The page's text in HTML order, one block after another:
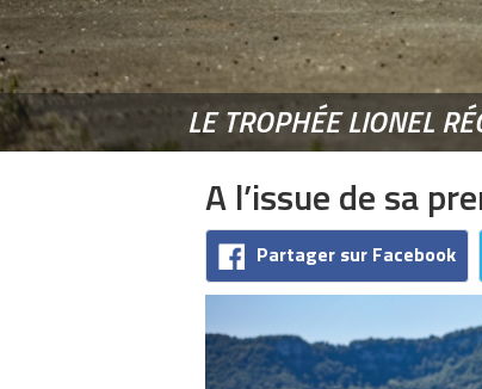
LE TROPHÉE LIONEL
A l’issue de sa
Partager sur Facebook